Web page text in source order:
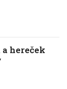
hereček